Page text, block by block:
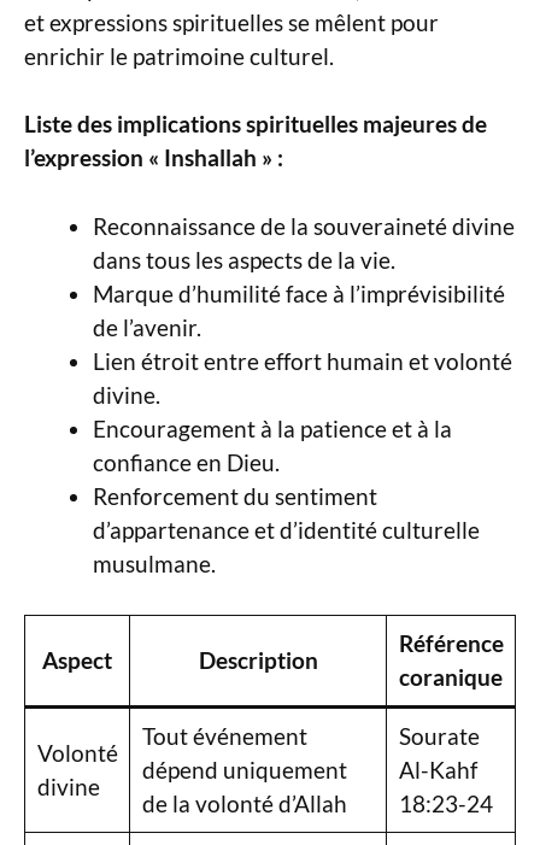
et expressions spirituelles se mêlent pour
enrichir le patrimoine culturel.
Liste des implications spirituelles majeures de
l’expression « Inshallah » :
Reconnaissance de la souveraineté divine
dans tous les aspects de la vie.
Marque d’humilité face à l’imprévisibilité
de l’avenir.
Lien étroit entre effort humain et volonté
divine.
Encouragement à la patience et à la
confiance en Dieu.
Renforcement du sentiment
d’appartenance et d’identité culturelle
musulmane.
Aspect Description
Référence
coranique
Volonté
divine
Tout événement
dépend uniquement
de la volonté d’Allah
Sourate
Al-Kahf
18:23-24